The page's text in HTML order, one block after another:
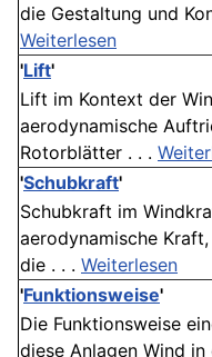
die Gestaltung und
Weiterlesen
'Lift'
Lift im Kontext der
aerodynamische
Rotorblätter . . .
'Schubkraft'
Schubkraft im
aerodynamische
die . . . Weiterlesen
'Funktionsweise'
Die Funktionsweise
diese Anlagen Wind